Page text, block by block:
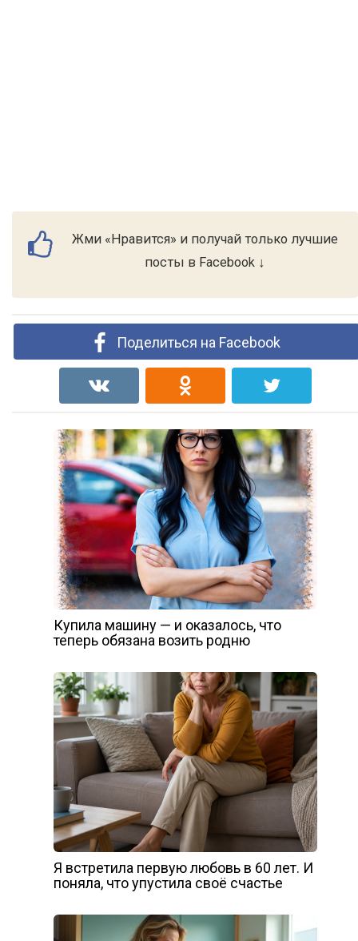
Жми «Нравится» и получай только лучшие
посты в Facebook ↓
Поделиться на Facebook
Купила машину — и оказалось, что
теперь обязана возить родню
Я встретила первую любовь в 60 лет. И
поняла, что упустила своё счастье